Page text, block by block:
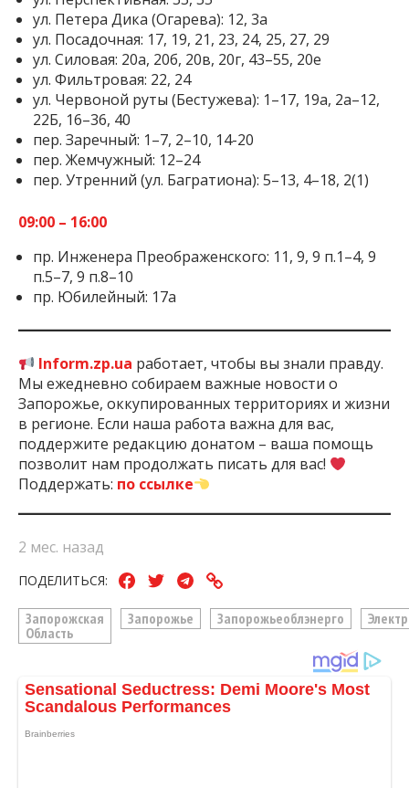
ул. Петера Дика (Огарева): 12, 3а
ул. Посадочная: 17, 19, 21, 23, 24, 25, 27, 29
ул. Силовая: 20а, 20б, 20в, 20г, 43–55, 20е
ул. Фильтровая: 22, 24
ул. Червоной руты (Бестужева): 1–17, 19а, 2а–12,
22Б, 16–36, 40
пер. Заречный: 1–7, 2–10, 14-20
пер. Жемчужный: 12–24
пер. Утренний (ул. Багратиона): 5–13, 4–18, 2(1)
09:00 – 16:00
пр. Инженера Преображенского: 11, 9, 9 п.1–4, 9
п.5–7, 9 п.8–10
пр. Юбилейный: 17а
Inform.zp.ua работает, чтобы вы знали правду.
Мы ежедневно собираем важные новости о
Запорожье, оккупированных территориях и жизни
в регионе. Если наша работа важна для вас,
поддержите редакцию донатом – ваша помощь
позволит нам продолжать писать для вас!
Поддержать: по ссылке
2 мес. назад
ПОДЕЛИТЬСЯ:
Запорожская
Область
Запорожье Запорожьеоблэнерго